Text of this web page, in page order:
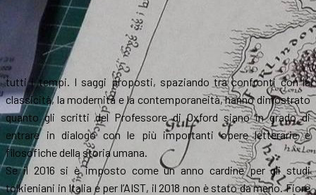
tutti i tempi. I saggi proposti, spaziando tra confronti con la
classicità, la modernità e la contemporaneità, hanno dimostrato
quanto gli scritti del Professore di Oxford siano in grado di
entrare in dialogo con le più importanti opere letterarie e
filosofiche della storia umana.
Se il 2016 si è imposto come un anno cardine per gli studi
tolkieniani in Italia e per l’AIST, il 2018 non è stato da meno. Fiore